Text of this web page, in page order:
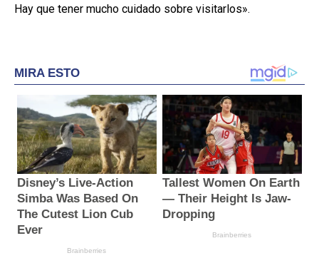
Hay que tener mucho cuidado sobre visitarlos».